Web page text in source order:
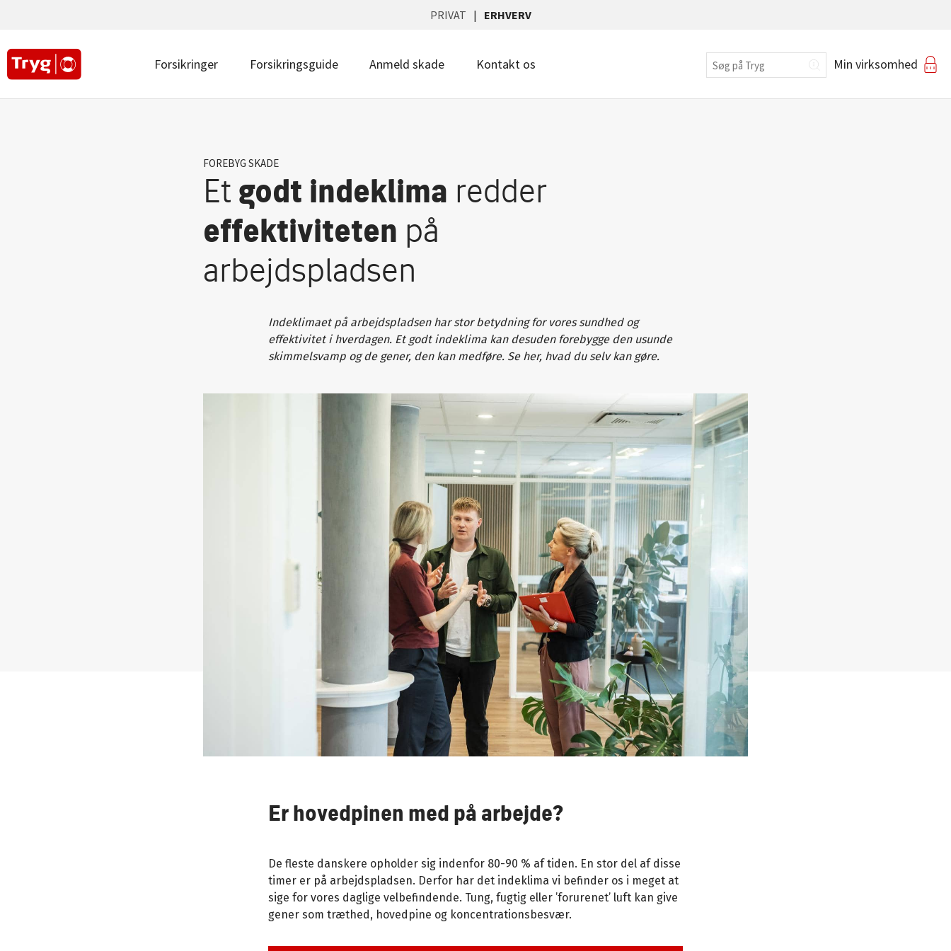
Erhverv
PRIVAT ERHVERV
Main
|
Forsikringer Forsikringsguide Anmeld skade Kontakt os
Erhverv
Login
Min virksomhed
FOREBYG SKADE
Et godt indeklima redder
effektiviteten på
arbejdspladsen
Indeklimaet på arbejdspladsen har stor betydning for vores sundhed og
effektivitet i hverdagen. Et godt indeklima kan desuden forebygge den usunde
skimmelsvamp og de gener, den kan medføre. Se her, hvad du selv kan gøre.
Er hovedpinen med på arbejde?
De fleste danskere opholder sig indenfor 80-90 % af tiden. En stor del af disse
timer er på arbejdspladsen. Derfor har det indeklima vi befinder os i meget at
sige for vores daglige velbefindende. Tung, fugtig eller ’forurenet’ luft kan give
gener som træthed, hovedpine og koncentrationsbesvær.